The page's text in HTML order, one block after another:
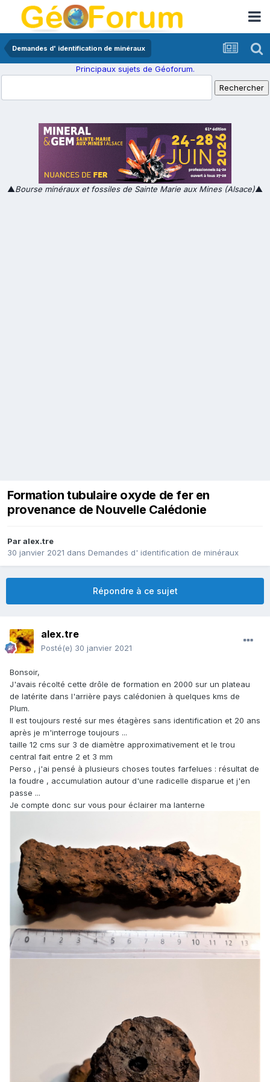
Demandes d' identification de minéraux
Principaux sujets de Géoforum.
▲Bourse minéraux et fossiles de Sainte Marie aux Mines (Alsace)▲
Formation tubulaire oxyde de fer en
provenance de Nouvelle Calédonie
Paralex.tre
30 janvier 2021 dans Demandes d' identification de minéraux
Répondre à ce sujet
alex.tre
Posté(e) 30 janvier 2021
Bonsoir,
J'avais récolté cette drôle de formation en 2000 sur un plateau
de latérite dans l'arrière pays calédonien à quelques kms de
Plum.
Il est toujours resté sur mes étagères sans identification et 20 ans
après je m'interroge toujours ...
taille 12 cms sur 3 de diamètre approximativement et le trou
central fait entre 2 et 3 mm
Perso , j'ai pensé à plusieurs choses toutes farfelues : résultat de
la foudre , accumulation autour d'une radicelle disparue et j'en
passe ...
Je compte donc sur vous pour éclairer ma lanterne